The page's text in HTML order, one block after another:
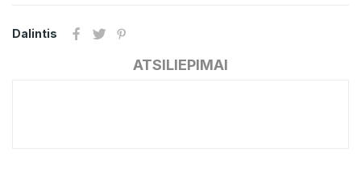
Dalintis
ATSILIEPIMAI